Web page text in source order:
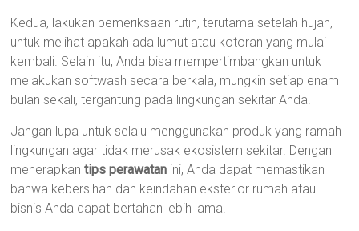
Kedua, lakukan pemeriksaan rutin, terutama setelah hujan,
untuk melihat apakah ada lumut atau kotoran yang mulai
kembali. Selain itu, Anda bisa mempertimbangkan untuk
melakukan softwash secara berkala, mungkin setiap enam
bulan sekali, tergantung pada lingkungan sekitar Anda.
Jangan lupa untuk selalu menggunakan produk yang ramah
lingkungan agar tidak merusak ekosistem sekitar. Dengan
menerapkantips perawatan ini, Anda dapat memastikan
bahwa kebersihan dan keindahan eksterior rumah atau
bisnis Anda dapat bertahan lebih lama.